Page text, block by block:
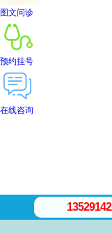
图文问诊
预约挂号
在线咨询